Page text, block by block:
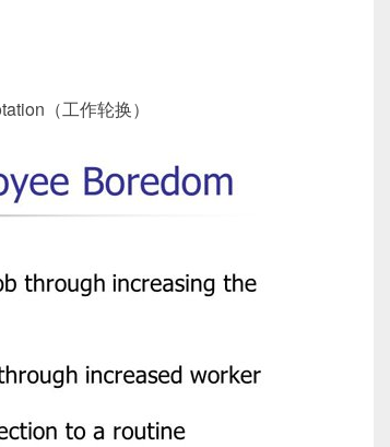
（工作轮换）